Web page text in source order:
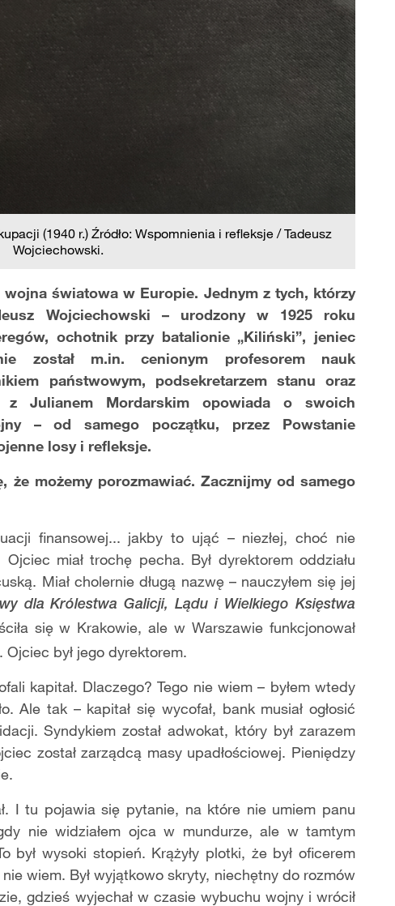
(1940 r.) Źródło: Wspomnienia i refleksje / Tadeusz
Wojciechowski.
wojna światowa w Europie. Jednym z tych, którzy
Wojciechowski – urodzony w 1925 roku
ochotnik przy batalionie „Kiliński”, jeniec
został m.in. cenionym profesorem nauk
państwowym, podsekretarzem stanu oraz
z Julianem Mordarskim opowiada o swoich
– od samego początku, przez Powstanie
losy i refleksje.
że możemy porozmawiać. Zacznijmy od samego
finansowej... jakby to ująć – niezłej, choć nie
miał trochę pecha. Był dyrektorem oddziału
Miał cholernie długą nazwę – nauczyłem się jej
dla Królestwa Galicji, Lądu i Wielkiego Księstwa
się w Krakowie, ale w Warszawie funkcjonował
był jego dyrektorem.
kapitał. Dlaczego? Tego nie wiem – byłem wtedy
Ale tak – kapitał się wycofał, bank musiał ogłosić
Syndykiem został adwokat, który był zarazem
został zarządcą masy upadłościowej. Pieniędzy
I tu pojawia się pytanie, na które nie umiem panu
nie widziałem ojca w mundurze, ale w tamtym
był wysoki stopień. Krążyły plotki, że był oficerem
wiem. Był wyjątkowo skryty, niechętny do rozmów
gdzieś wyjechał w czasie wybuchu wojny i wrócił